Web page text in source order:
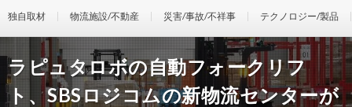
独自取材 物流施設/不動産 災害/事故/不祥事 テクノロジー/製品
ラピュタロボの自動フォークリフ
ト、SBSロジコムの新物流センターが